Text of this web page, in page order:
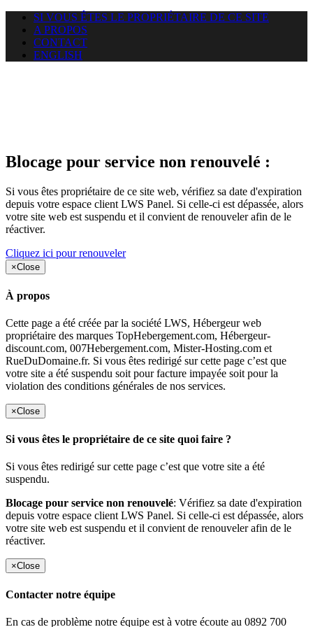
SI VOUS ÊTES LE PROPRIÉTAIRE DE CE SITE
A PROPOS
CONTACT
ENGLISH
Blocage pour service non renouvelé :
Si vous êtes propriétaire de ce site web, vérifiez sa date d'expiration
depuis votre espace client LWS Panel. Si celle-ci est dépassée, alors
votre site web est suspendu et il convient de renouveler afin de le
réactiver.
Cliquez ici pour renouveler
×Close
À propos
Cette page a été créée par la société LWS, Hébergeur web
propriétaire des marques TopHebergement.com, Hébergeur-
discount.com, 007Hebergement.com, Mister-Hosting.com et
RueDuDomaine.fr. Si vous êtes redirigé sur cette page c’est que
votre site a été suspendu soit pour facture impayée soit pour la
violation des conditions générales de nos services.
×Close
Si vous êtes le propriétaire de ce site quoi faire ?
Si vous êtes redirigé sur cette page c’est que votre site a été
suspendu.
Blocage pour service non renouvelé: Vérifiez sa date d'expiration
depuis votre espace client LWS Panel. Si celle-ci est dépassée, alors
votre site web est suspendu et il convient de renouveler afin de le
réactiver.
×Close
Contacter notre équipe
En cas de problème notre équipe est à votre écoute au 0892 700